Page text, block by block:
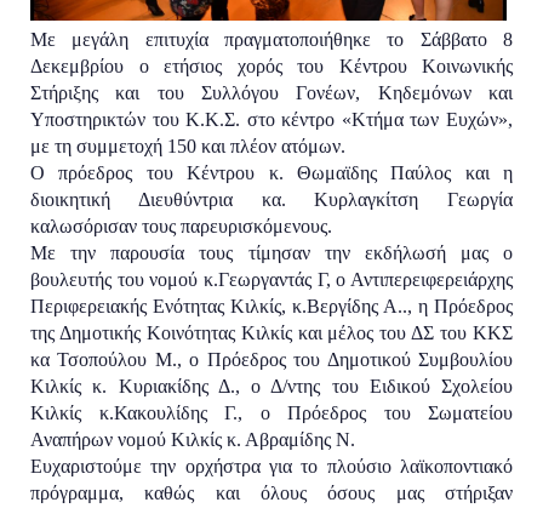
Με μεγάλη επιτυχία πραγματοποιήθηκε το Σάββατο 8
Δεκεμβρίου ο ετήσιος χορός του Κέντρου Κοινωνικής
Στήριξης και του Συλλόγου Γονέων, Κηδεμόνων και
Υποστηρικτών του Κ.Κ.Σ. στο κέντρο «Κτήμα των Ευχών»,
με τη συμμετοχή 150 και πλέον ατόμων.
Ο πρόεδρος του Κέντρου κ. Θωμαϊδης Παύλος και η
διοικητική Διευθύντρια κα. Κυρλαγκίτση Γεωργία
καλωσόρισαν τους παρευρισκόμενους.
Με την παρουσία τους τίμησαν την εκδήλωσή μας ο
βουλευτής του νομού κ.Γεωργαντάς Γ, ο Αντιπερειφερειάρχης
Περιφερειακής Ενότητας Κιλκίς, κ.Βεργίδης Α.., η Πρόεδρος
της Δημοτικής Κοινότητας Κιλκίς και μέλος του ΔΣ του ΚΚΣ
κα Τσοπούλου Μ., ο Πρόεδρος του Δημοτικού Συμβουλίου
Κιλκίς κ. Κυριακίδης Δ., ο Δ/ντης του Ειδικού Σχολείου
Κιλκίς κ.Κακουλίδης Γ., ο Πρόεδρος του Σωματείου
Αναπήρων νομού Κιλκίς κ. Αβραμίδης Ν.
Ευχαριστούμε την ορχήστρα για το πλούσιο λαϊκοποντιακό
πρόγραμμα, καθώς και όλους όσους μας στήριξαν